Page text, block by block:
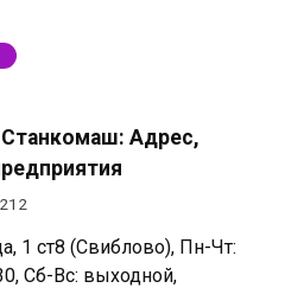
Адрес,
212
1 ст8 (Свиблово), Пн-Чт:
Сб-Вс: выходной,